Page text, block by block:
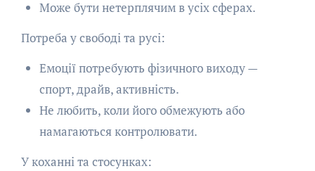
Може бути нетерплячим в усіх сферах.
Потреба у свободі та русі:
Емоції потребують фізичного виходу —
спорт, драйв, активність.
Не любить, коли його обмежують або
намагаються контролювати.
У коханні та стосунках: